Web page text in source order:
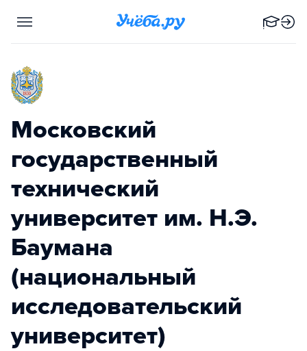
Московский
государственный
технический
университет им. Н.Э.
Баумана
(национальный
исследовательский
университет)